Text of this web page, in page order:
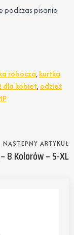
podczas pisania
robocza, kurtka
dla kobiet, odzież
NASTEPNY ARTYKUŁ
8 Kolorów – S-XL